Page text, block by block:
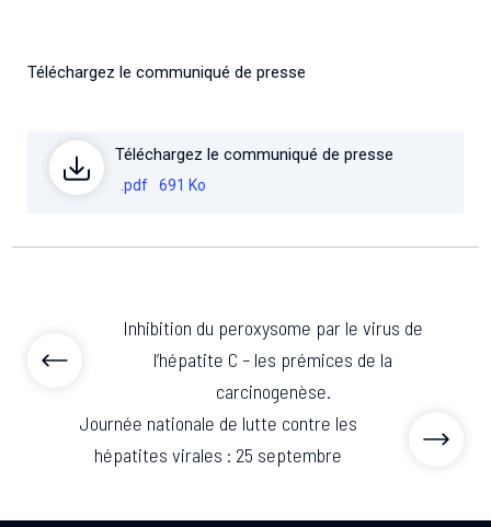
Téléchargez le communiqué de presse
Téléchargez le communiqué de presse
.pdf 691 Ko
Inhibition du peroxysome par le virus de
l’hépatite C – les prémices de la
carcinogenèse.
Journée nationale de lutte contre les
hépatites virales : 25 septembre